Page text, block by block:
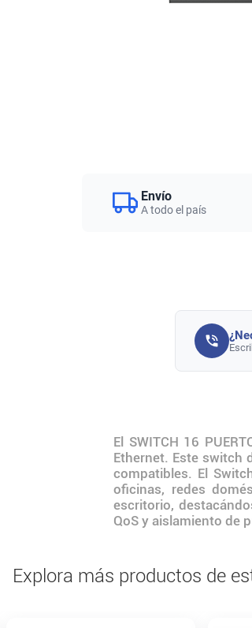
Envío
A todo el país
El SWITCH 16
Ethernet. Este switch
compatibles. El
oficinas, redes
escritorio,
QoS y aislamiento de
Explora más productos de